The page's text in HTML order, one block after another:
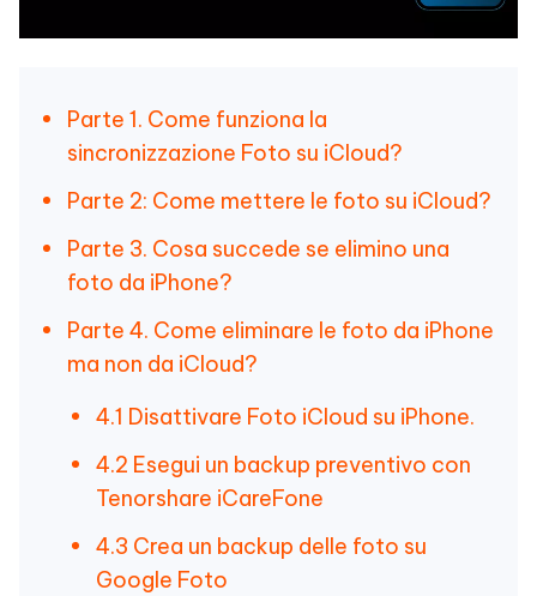
Parte 1. Come funziona la
sincronizzazione Foto su iCloud?
Parte 2: Come mettere le foto su iCloud?
Parte 3. Cosa succede se elimino una
foto da iPhone?
Parte 4. Come eliminare le foto da iPhone
ma non da iCloud?
4.1 Disattivare Foto iCloud su iPhone.
4.2 Esegui un backup preventivo con
Tenorshare iCareFone
4.3 Crea un backup delle foto su
Google Foto